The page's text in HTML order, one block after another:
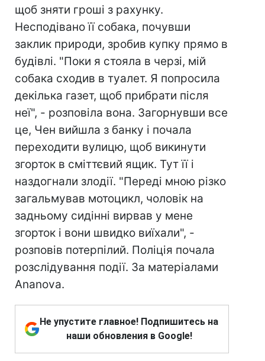
щоб зняти гроші з рахунку.
Несподівано її собака, почувши
заклик природи, зробив купку прямо в
будівлі. "Поки я стояла в черзі, мій
собака сходив в туалет. Я попросила
декілька газет, щоб прибрати після
неї", - розповіла вона. Загорнувши все
це, Чен вийшла з банку і почала
переходити вулицю, щоб викинути
згорток в сміттєвий ящик. Тут її і
наздогнали злодії. "Переді мною різко
загальмував мотоцикл, чоловік на
задньому сидінні вирвав у мене
згорток і вони швидко виїхали", -
розповів потерпілий. Поліція почала
розслідування події. За матеріалами
Ananova.
Не упустите главное! Подпишитесь на
наши обновления в Google!